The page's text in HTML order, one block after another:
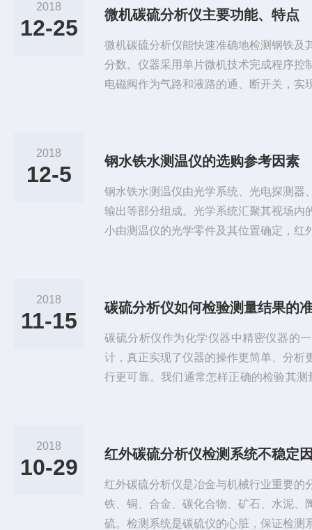
2018
12-25
微机碳硫分析仪主要功能、特点
微机碳硫分析仪能快速准确地检测钢铁及
分数。仪器采用单片微机技术完成程序控
电磁阀作为气路和液路的通、断开关，实
量分析；2.其中测碳采用了气体容量法，
2018
12-5
钢水铁水测温仪的选购参考因素
钢水铁水测温仪由光学系统、光电探测器
输出等部分组成。光学系统汇聚其视场内
小由测温仪的光学零件及其位置确定，红
的光谱相应波长对于高反射率合金材料，
2018
11-15
碳硫分析仪如何检验测量结果的
碳硫分析仪作为化学仪器中精密仪器的
计，真正实现了仪器的操作更简单、分析
行更可靠。我们通常怎样正确的检验其
若很接近，可取平均值，化学碳硫分析
2018
10-29
红外碳硫分析仪检测系统不稳定
红外碳硫分析仪是冶金与机械行业重要的
铁、铜、合金、碳化合物、矿石、水泥、
硫。检测系统是碳硫仪的心脏，保证检测